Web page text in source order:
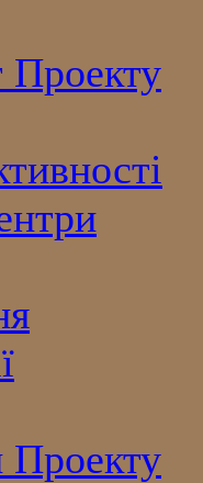
Проекту
Проекту